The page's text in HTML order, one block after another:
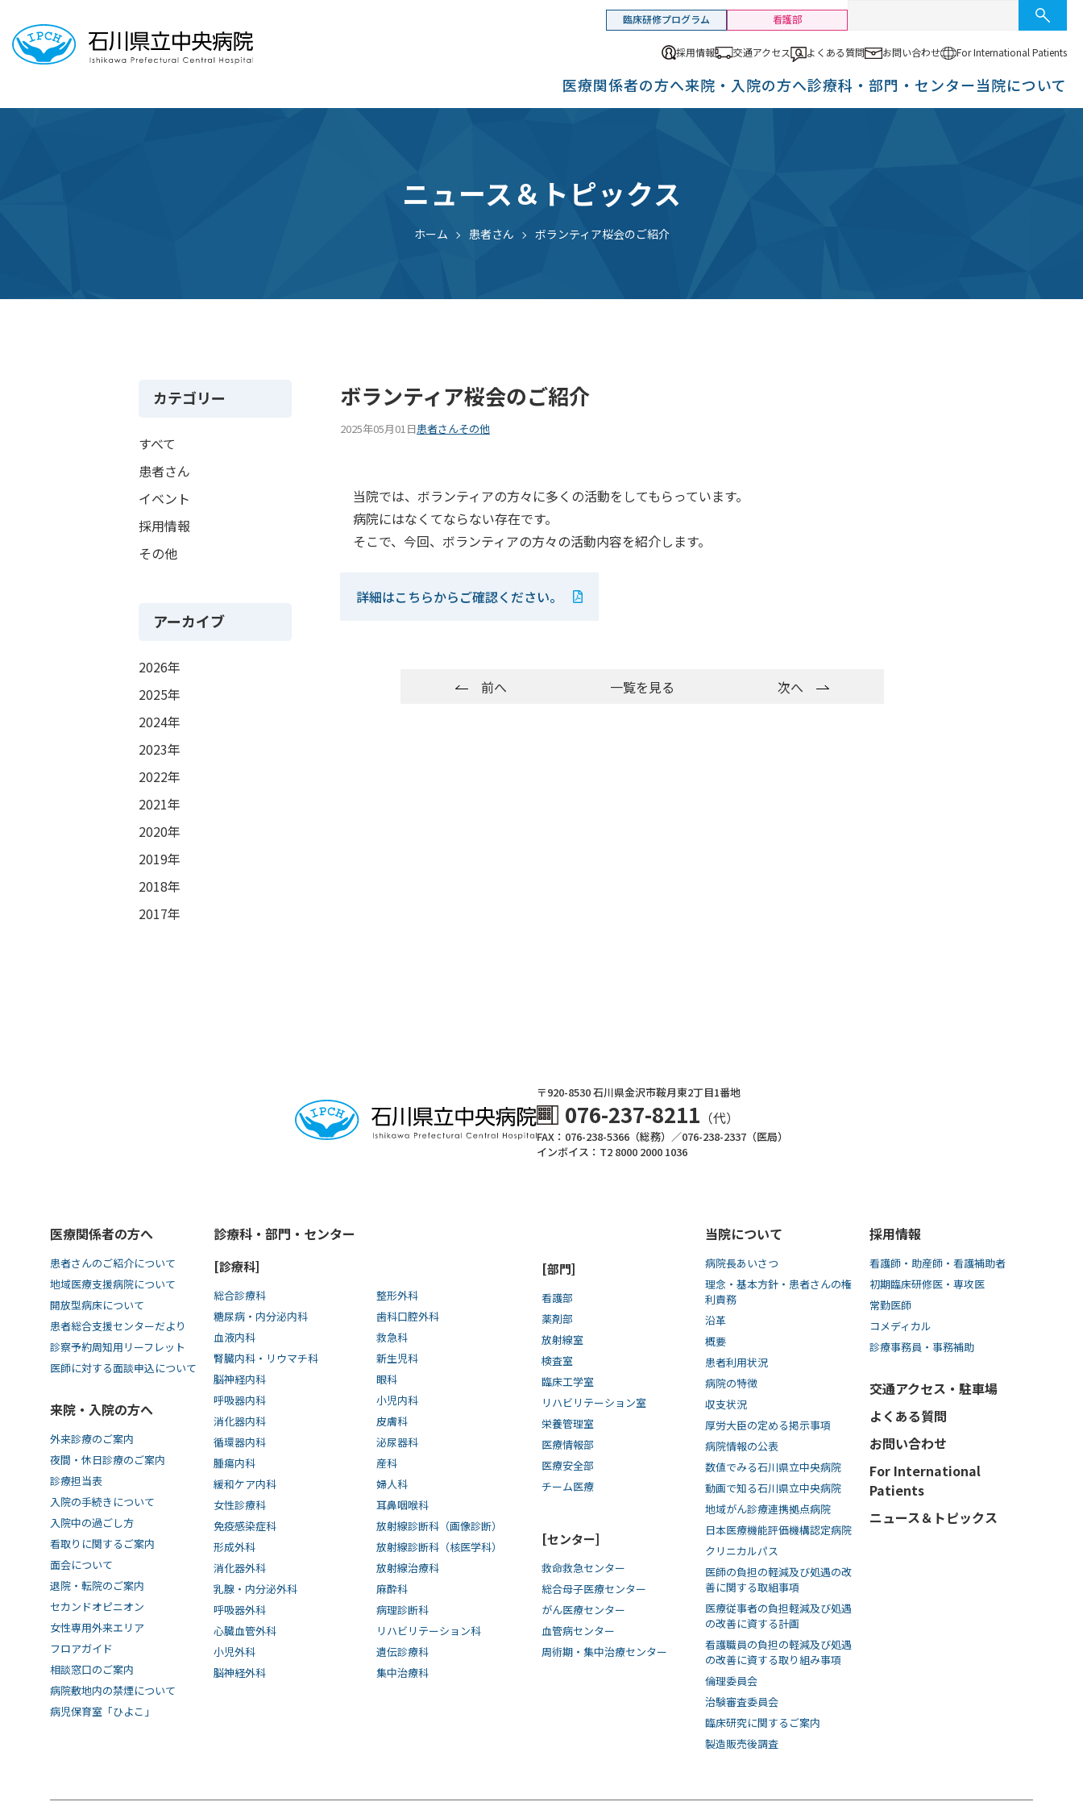
臨床研修プログラム 看護部
採用情報 交通アクセス よくある質問 お問い合わせ For International Patients
医療関係者の方へ来院・入院の方へ診療科・部門・センター当院について
ニュース＆トピックス
ホーム 患者さん ボランティア桜会のご紹介
カテゴリー
すべて
患者さん
イベント
採用情報
その他
アーカイブ
2026年
2025年
2024年
2023年
2022年
2021年
2020年
2019年
2018年
2017年
ボランティア桜会のご紹介
2025年05月01日患者さんその他
当院では、ボランティアの方々に多くの活動をしてもらっています。
病院にはなくてならない存在です。
そこで、今回、ボランティアの方々の活動内容を紹介します。
詳細はこちらからご確認ください。
前へ 一覧を見る 次へ
〒920-8530 ⽯川県⾦沢市鞍⽉東2丁⽬1番地
076-237-8211 （代）
FAX：076-238-5366（総務）／076-238-2337（医局）
インボイス：T2 8000 2000 1036
医療関係者の方へ
患者さんのご紹介について
地域医療支援病院について
開放型病床について
患者総合支援センターだより
診察予約周知用リーフレット
医師に対する面談申込について
来院・入院の方へ
外来診療のご案内
夜間・休日診療のご案内
診療担当表
入院の手続きについて
入院中の過ごし方
看取りに関するご案内
面会について
退院・転院のご案内
セカンドオピニオン
女性専用外来エリア
フロアガイド
相談窓口のご案内
病院敷地内の禁煙について
病児保育室「ひよこ」
診療科・部門・センター
[診療科]
総合診療科
糖尿病・内分泌内科
血液内科
腎臓内科・リウマチ科
脳神経内科
呼吸器内科
消化器内科
循環器内科
腫瘍内科
緩和ケア内科
女性診療科
免疫感染症科
形成外科
消化器外科
乳腺・内分泌外科
呼吸器外科
心臓血管外科
小児外科
脳神経外科
整形外科
歯科口腔外科
救急科
新生児科
眼科
小児内科
皮膚科
泌尿器科
産科
婦人科
耳鼻咽喉科
放射線診断科（画像診断）
放射線診断科（核医学科）
放射線治療科
麻酔科
病理診断科
リハビリテーション科
遺伝診療科
集中治療科
[部門]
看護部
薬剤部
放射線室
検査室
臨床工学室
リハビリテーション室
栄養管理室
医療情報部
医療安全部
チーム医療
[センター]
救命救急センター
総合母子医療センター
がん医療センター
血管病センター
周術期・集中治療センター
当院について
病院長あいさつ
理念・基本方針・患者さんの権
利責務
沿革
概要
患者利用状況
病院の特徴
収支状況
厚労大臣の定める掲示事項
病院情報の公表
数値でみる石川県立中央病院
動画で知る⽯川県⽴中央病院
地域がん診療連携拠点病院
日本医療機能評価機構認定病院
クリニカルパス
医師の負担の軽減及び処遇の改
善に関する取組事項
医療従事者の負担軽減及び処遇
の改善に資する計画
看護職員の負担の軽減及び処遇
の改善に資する取り組み事項
倫理委員会
治験審査委員会
臨床研究に関するご案内
製造販売後調査
採用情報
看護師・助産師・看護補助者
初期臨床研修医・専攻医
常勤医師
コメディカル
診療事務員・事務補助
交通アクセス・駐車場
よくある質問
お問い合わせ
For International
Patients
ニュース＆トピックス